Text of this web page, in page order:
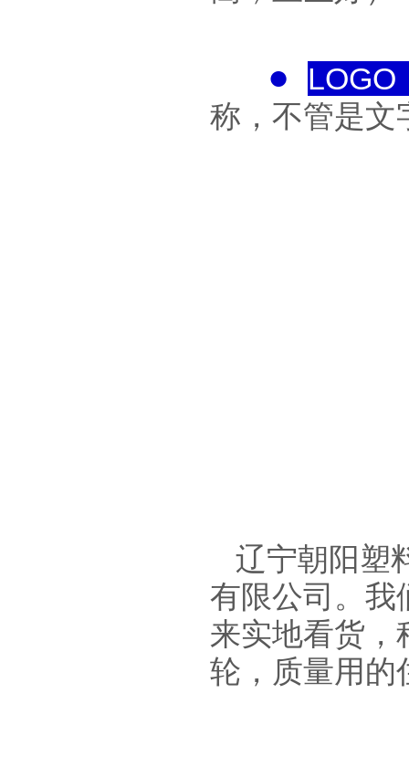
● LOGO
称，不管是文
辽宁朝阳塑
有限公司。我
来实地看货，
轮，质量用的